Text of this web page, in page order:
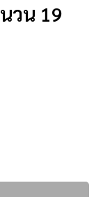
วน 19